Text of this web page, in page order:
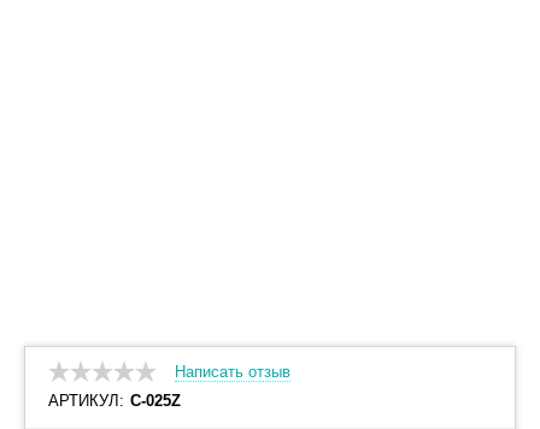
Написать отзыв
АРТИКУЛ: С-025Z